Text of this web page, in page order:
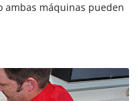
ambas máquinas pueden